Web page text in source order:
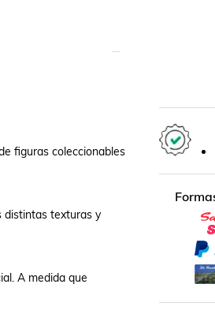
figuras coleccionables
distintas texturas y
A medida que